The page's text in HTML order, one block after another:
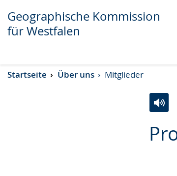
Transkript anzeigen
Abspielen
Pausieren
Geographische Kommission
für Westfalen
Startseite Über uns Mitglieder
Audio-
Video